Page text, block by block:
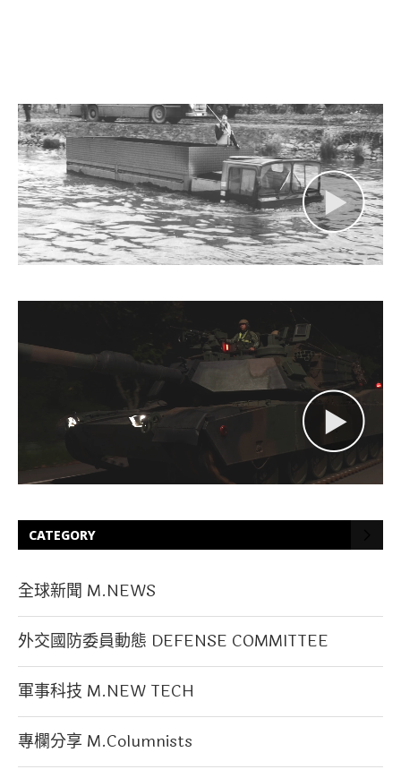
CATEGORY
全球新聞 M.NEWS
外交國防委員動態 DEFENSE COMMITTEE
軍事科技 M.NEW TECH
專欄分享 M.Columnists